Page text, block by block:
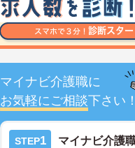
マイナビ介護職に
お気軽にご相談下さい！
STEP1 マイナビ介護